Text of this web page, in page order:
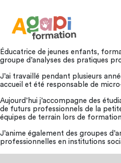
Éducatrice de jeunes enfants,
groupe d’analyses des pratiques
J’ai travaillé pendant plusieurs
accueil et été responsable de
Aujourd’hui j’accompagne des
de futurs professionnels de la
équipes de terrain lors de
J’anime également des groupes
professionnelles en institutions